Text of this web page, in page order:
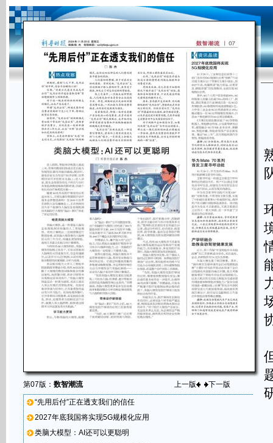
第07版： 数智潮流 上一版 下一版
“先用后付”正在透支我们的信任
2027年底我国将实现5G规模化应用
类脑大模型：AI还可以更聪明